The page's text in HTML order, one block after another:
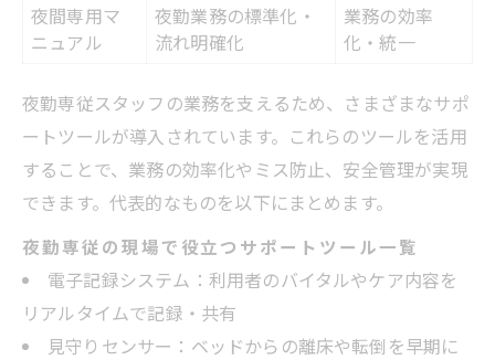
夜間専用マ
ニュアル
夜勤業務の標準化・
流れ明確化
業務の効率
化・統一
夜勤専従スタッフの業務を支えるため、さまざまなサポ
ートツールが導入されています。これらのツールを活用
することで、業務の効率化やミス防止、安全管理が実現
できます。代表的なものを以下にまとめます。
夜勤専従の現場で役立つサポートツール一覧
電子記録システム：利用者のバイタルやケア内容を
リアルタイムで記録・共有
見守りセンサー：ベッドからの離床や転倒を早期に